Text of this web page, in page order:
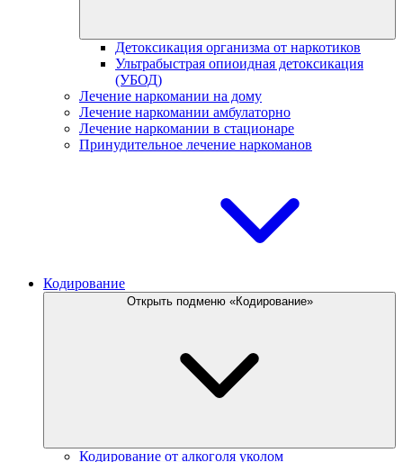
Детоксикация организма от наркотиков
Ультрабыстрая опиоидная детоксикация
(УБОД)
Лечение наркомании на дому
Лечение наркомании амбулаторно
Лечение наркомании в стационаре
Принудительное лечение наркоманов
Кодирование
Открыть подменю «Кодирование»
Кодирование от алкоголя уколом